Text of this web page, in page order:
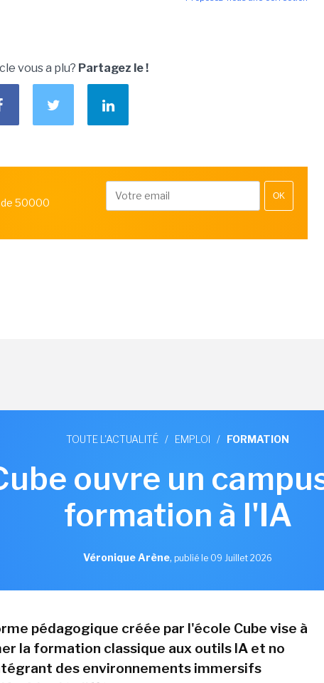
vous a plu? Partagez le !
de 50000
OK
TOUTE L'ACTUALITÉ / EMPLOI / FORMATION
ouvre un
formation à l'IA
Véronique Arène, publié le 09 Juillet 2026
pédagogique créée par l'école Cube vise à
la formation classique aux outils IA et no
des environnements immersifs